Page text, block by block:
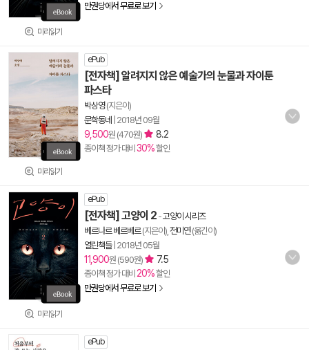
미리읽기
만권당에서 무료로 보기
미리읽기
ePub
[전자책] 알려지지 않은 예술가의 눈물과 자이툰
파스타
박상영(지은이)
문학동네
2018년 09월
9,500원 (470원) 8.2
종이책 정가 대비 30%할인
미리읽기
ePub
[전자책] 고양이 2 -고양이 시리즈
베르나르 베르베르(지은이), 전미연(옮긴이)
열린책들| 2018년 05월
11,900원 (590원) 7.5
종이책 정가 대비 20%할인
만권당에서 무료로 보기
ePub